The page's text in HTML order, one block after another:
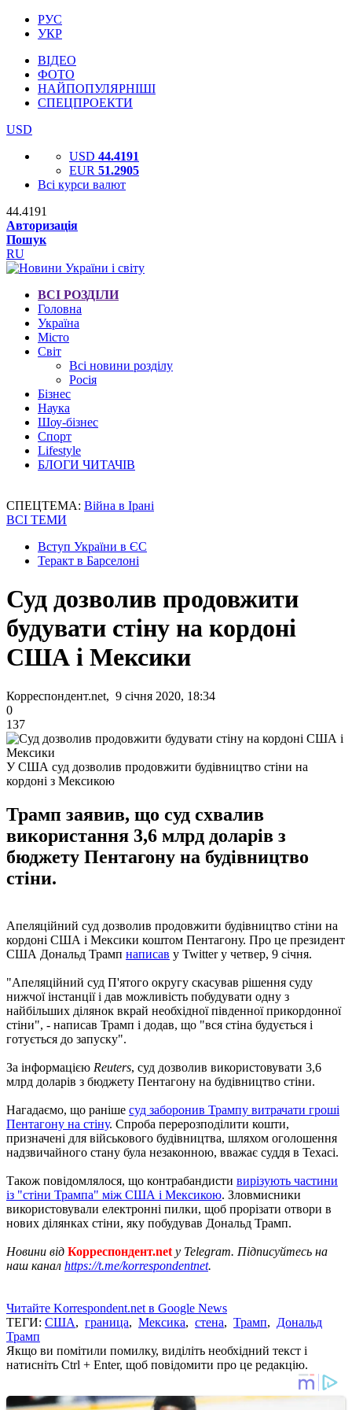
РУС
УКР
ВІДЕО
ФОТО
НАЙПОПУЛЯРНІШІ
СПЕЦПРОЕКТИ
USD
USD 44.4191
EUR 51.2905
Всі курси валют
44.4191
Авторизація
Пошук
RU
ВСІ РОЗДІЛИ
Головна
Україна
Місто
Світ
Всі новини розділу
Росія
Бізнес
Наука
Шоу-бізнес
Спорт
Lifestyle
БЛОГИ ЧИТАЧІВ
СПЕЦТЕМА: Війна в Ірані
ВСІ ТЕМИ
Вступ України в ЄС
Теракт в Барселоні
Суд дозволив продовжити
будувати стіну на кордоні
США і Мексики
Корреспондент.net, 9 січня 2020, 18:34
0
137
У США суд дозволив продовжити будівництво стіни на
кордоні з Мексикою
Трамп заявив, що суд схвалив
використання 3,6 млрд доларів з
бюджету Пентагону на будівництво
стіни.
Апеляційний суд дозволив продовжити будівництво стіни на
кордоні США і Мексики коштом Пентагону. Про це президент
США Дональд Трамп написав у Twitter у четвер, 9 січня.
"Апеляційний суд П'ятого округу скасував рішення суду
нижчої інстанції і дав можливість побудувати одну з
найбільших ділянок вкрай необхідної південної прикордонної
стіни", - написав Трамп і додав, що "вся стіна будується і
готується до запуску".
За інформацією Reuters, суд дозволив використовувати 3,6
млрд доларів з бюджету Пентагону на будівництво стіни.
Нагадаємо, що раніше суд заборонив Трампу витрачати гроші
Пентагону на стіну. Спроба перерозподілити кошти,
призначені для військового будівництва, шляхом оголошення
надзвичайного стану була незаконною, вважає суддя в Техасі.
Також повідомлялося, що контрабандисти вирізують частини
із "стіни Трампа" між США і Мексикою. Зловмисники
використовували електронні пилки, щоб прорізати отвори в
нових ділянках стіни, яку побудував Дональд Трамп.
Новини від Корреспондент.net у Telegram. Підписуйтесь на
наш канал https://t.me/korrespondentnet.
Читайте Korrespondent.net в Google News
ТЕГИ: США, граница, Мексика, стена, Трамп, Дональд
Трамп
Якщо ви помітили помилку, виділіть необхідний текст і
натисніть Ctrl + Enter, щоб повідомити про це редакцію.